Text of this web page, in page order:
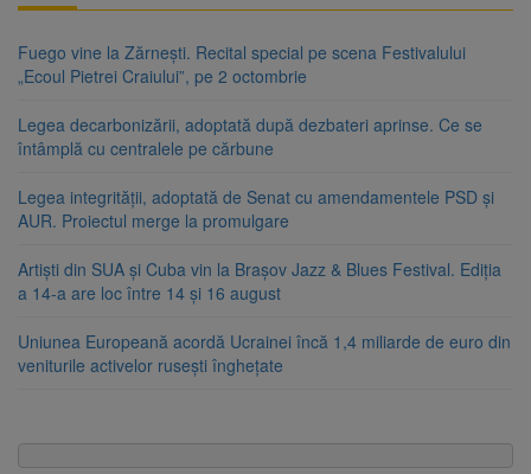
Fuego vine la Zărnești. Recital special pe scena Festivalului
„Ecoul Pietrei Craiului”, pe 2 octombrie
Legea decarbonizării, adoptată după dezbateri aprinse. Ce se
întâmplă cu centralele pe cărbune
Legea integrității, adoptată de Senat cu amendamentele PSD și
AUR. Proiectul merge la promulgare
Artiști din SUA și Cuba vin la Brașov Jazz & Blues Festival. Ediția
a 14-a are loc între 14 și 16 august
Uniunea Europeană acordă Ucrainei încă 1,4 miliarde de euro din
veniturile activelor rusești înghețate